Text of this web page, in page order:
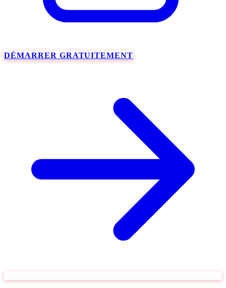
DÉMARRER GRATUITEMENT